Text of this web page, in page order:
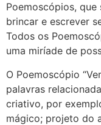
Poemoscópios,
brincar e escrever
Todos os
uma miríade de
O Poemoscópio
palavras
criativo, por
mágico; projeto do